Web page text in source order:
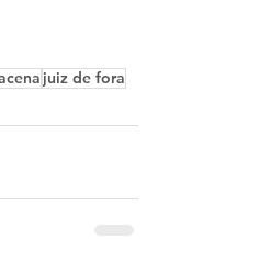
juiz de fora